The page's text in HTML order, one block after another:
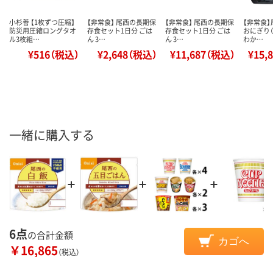
小杉善 【1枚ずつ圧縮】
防災用圧縮ロングタオ
ル3枚組…
¥516（税込）
【非常食】 尾西の長期保
存食セット1日分 ごは
ん 3…
¥2,648（税込）
【非常食】 尾西の長期保
存食セット1日分 ごは
ん 3…
¥11,687（税込）
【非常食
おにぎり
わか…
一緒に購入する
6点の合計金額
￥16,865（税込）
カゴへ